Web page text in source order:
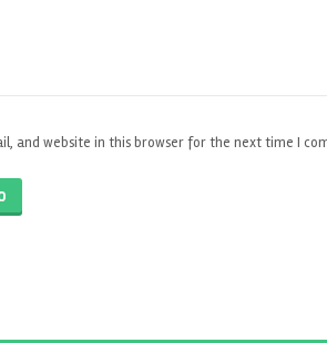
and website in this browser for the next time I